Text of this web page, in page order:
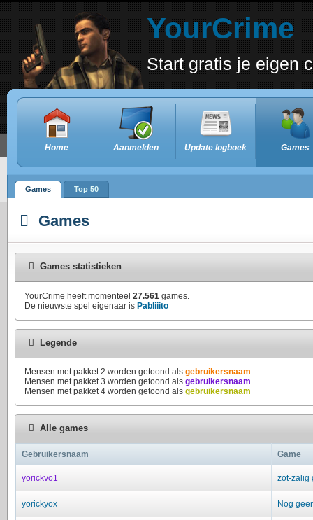
YourCrime
Start gratis je eigen
Home Aanmelden Update logboek Games
Games Top 50
Games
Games statistieken
YourCrime heeft momenteel 27.561 games.
De nieuwste spel eigenaar is Pabliiito
Legende
Mensen met pakket 2 worden getoond als gebruikersnaam
Mensen met pakket 3 worden getoond als gebruikersnaam
Mensen met pakket 4 worden getoond als gebruikersnaam
Alle games
Gebruikersnaam Game
yorickvo1 zot-zalig
yorickyox Nog